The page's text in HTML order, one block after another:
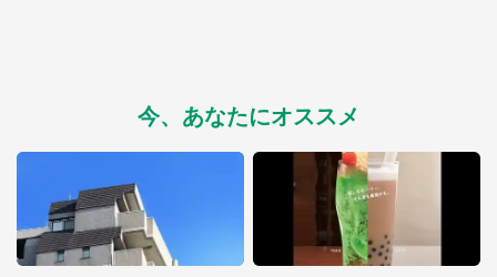
今、あなたにオススメ